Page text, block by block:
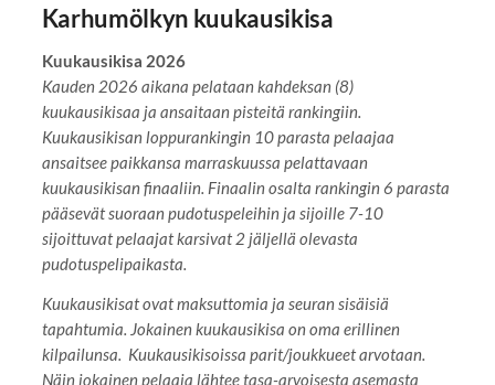
Karhumölkyn kuukausikisa
Kuukausikisa 2026
Kauden 2026 aikana pelataan kahdeksan (8)
kuukausikisaa ja ansaitaan pisteitä rankingiin.
Kuukausikisan loppurankingin 10 parasta pelaajaa
ansaitsee paikkansa marraskuussa pelattavaan
kuukausikisan finaaliin. Finaalin osalta rankingin 6 parasta
pääsevät suoraan pudotuspeleihin ja sijoille 7-10
sijoittuvat pelaajat karsivat 2 jäljellä olevasta
pudotuspelipaikasta.
Kuukausikisat ovat maksuttomia ja seuran sisäisiä
tapahtumia. Jokainen kuukausikisa on oma erillinen
kilpailunsa. Kuukausikisoissa parit/joukkueet arvotaan.
Näin jokainen pelaaja lähtee tasa-arvoisesta asemasta